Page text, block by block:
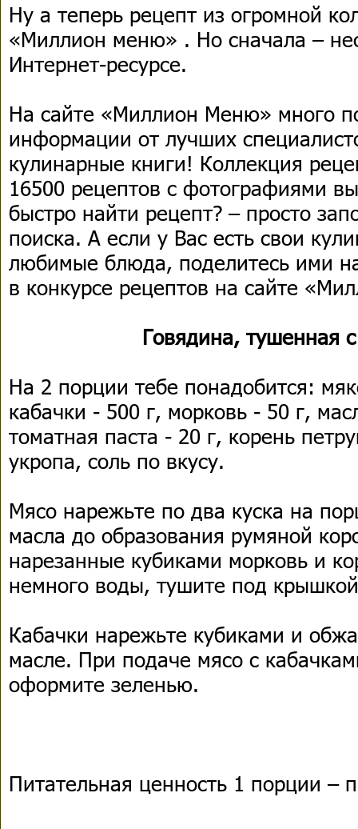
Ну а теперь рецепт из огромной
«Миллион меню» . Но сначала –
Интернет-ресурсе.
На сайте «Миллион Меню» много
информации от лучших
кулинарные книги! Коллекция
16500 рецептов с фотографиями
быстро найти рецепт? – просто
поиска. А если у Вас есть свои
любимые блюда, поделитесь ими
в конкурсе рецептов на сайте
Говядина, тушенная
На 2 порции тебе понадобится:
кабачки - 500 г, морковь - 50 г,
томатная паста - 20 г, корень
укропа, соль по вкусу.
Мясо нарежьте по два куска на
масла до образования румяной
нарезанные кубиками морковь и
немного воды, тушите под
Кабачки нарежьте кубиками и
масле. При подаче мясо с
оформите зеленью.
Питательная ценность 1 порции –